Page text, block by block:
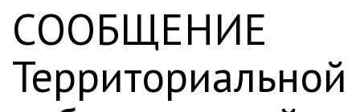
СООБЩЕНИЕ
Территориальной